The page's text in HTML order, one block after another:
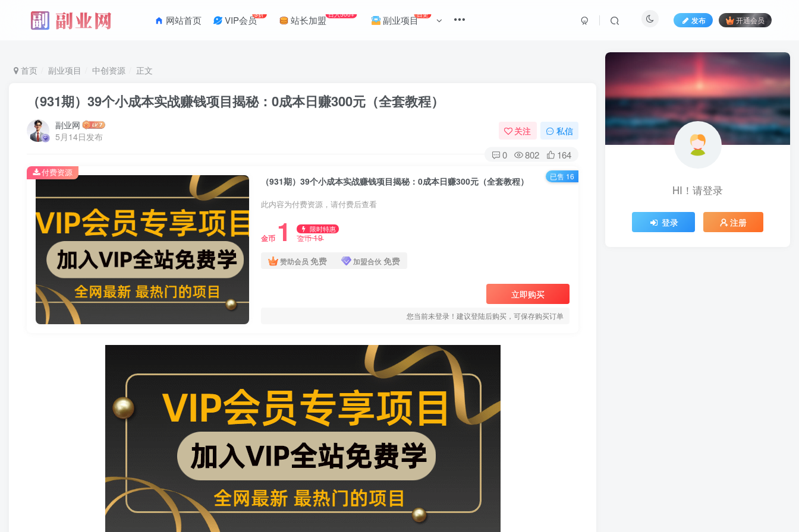
网站首页 VIP会员3折 站长加盟日入500+ 副业项目日更
发布 开通会员
首页 副业项目 中创资源 正文
（931期）39个小成本实战赚钱项目揭秘：0成本日赚300元（全套教程）
副业网
5月14日发布
关注 私信
0 802 164
（931期）39个小成本实战赚钱项目揭秘：0成本日赚300元（全套教程）
此内容为付费资源，请付费后查看
金币 1 限时特惠
金币19
赞助会员 免费 加盟合伙 免费
立即购买
您当前未登录！建议登陆后购买，可保存购买订单
付费资源 已售 16
HI！请登录
登录 注册